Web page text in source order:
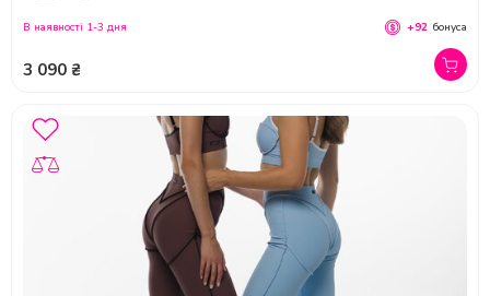
3 090 ₴
В наявності 1-3 дня +92 бонуса